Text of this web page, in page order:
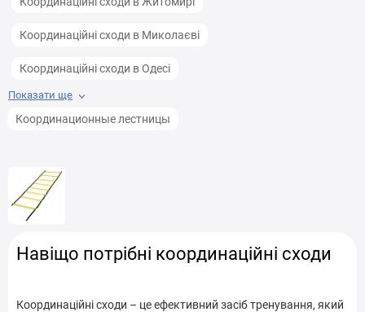
Координаційні сходи в Миколаєві
Координаційні сходи в Одесі
Координаційні сходи в Тернополі
Координаційні сходи в Чернівцях
Координаційні сходи у Івано-Франківську
Координаційні сходи у Вінниці
Показати ще
Координационные лестницы
Навіщо потрібні координаційні сходи
Координаційні сходи – це ефективний засіб тренування, який